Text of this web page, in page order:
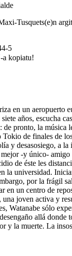
Tusquets(e)n
5
a kopiatu!
en un aeropuerto
años, escucha
de pronto, la música
de finales de
y desasosiego, a la
-y único- amigo
de éste les
la universidad.
por la frágil
en un centro de
joven activa y
Watanabe sólo
allá donde
y la muerte. La